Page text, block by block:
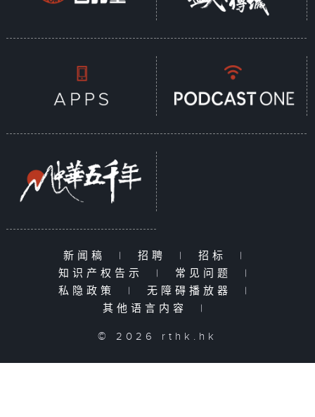
新闻稿 | 招聘 | 招标
|
知识产权告示
| 常见问题
|
私隐政策
| 无障碍播放器
|
其他语言内容
|
© 2026 rthk.hk